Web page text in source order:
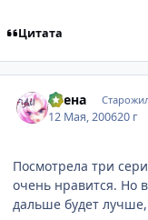
Цитата
Утена
12 Мая, 200620 г
Посмотрела три
очень нравится. Но
дальше будет